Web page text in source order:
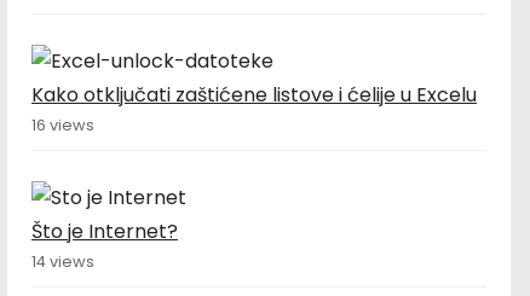
Kako otključati zaštićene listove i ćelije u Excelu
16 views
Što je Internet?
14 views